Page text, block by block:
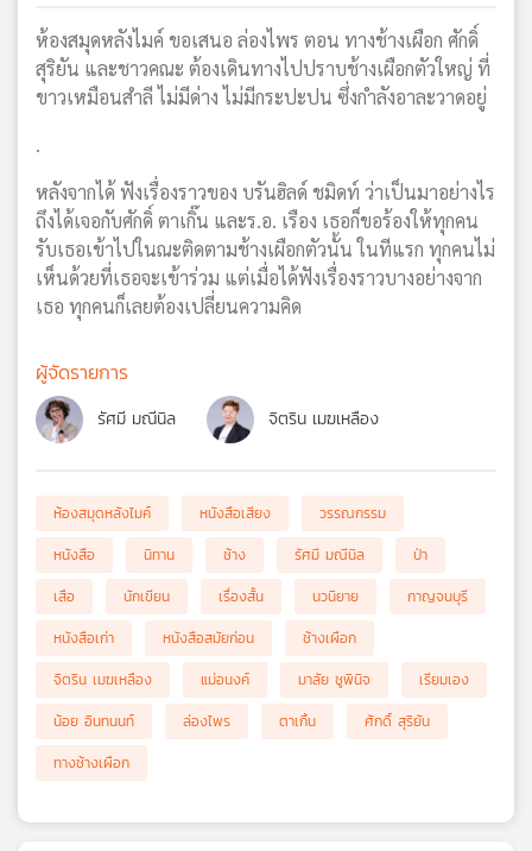
ห้องสมุดหลังไมค์ ขอเสนอ ล่องไพร ตอน ทางช้างเผือก ศักดิ์
สุริยัน และชาวคณะ ต้องเดินทางไปปราบช้างเผือกตัวใหญ่ ที่
ขาวเหมือนสำลี ไม่มีด่าง ไม่มีกระปะปน ซึ่งกำลังอาละวาดอยู่
.
หลังจากได้ ฟังเรื่องราวของ บรันฮิลด์ ชมิดท์ ว่าเป็นมาอย่างไร
ถึงได้เจอกับศักดิ์ ตาเกิ๊น และร.อ. เรือง เธอก็ขอร้องให้ทุกคน
รับเธอเข้าไปในณะติดตามช้างเผือกตัวนั้น ในทีแรก ทุกคนไม่
เห็นด้วยที่เธอจะเข้าร่วม แต่เมื่อได้ฟังเรื่องราวบางอย่างจาก
เธอ ทุกคนก็เลยต้องเปลี่ยนความคิด
ผู้จัดรายการ
รัศมี มณีนิล จิตริน เมฆเหลือง
ห้องสมุดหลังไมค์ หนังสือเสียง
วรรณกรรม
หนังสือ
นิทาน ช้าง รัศมี มณีนิล
ป่า
เสือ
นักเขียน เรื่องสั้น นวนิยาย
กาญจนบุรี
หนังสือเก่า
หนังสือสมัยก่อน
ช้างเผือก
จิตริน เมฆเหลือง
แม่อนงค์ มาลัย ชูพินิจ
เรียมเอง
น้อย อินทนนท์
ล่องไพร ตาเกิ้น
ศักดิ์ สุริยัน
ทางช้างเผือก